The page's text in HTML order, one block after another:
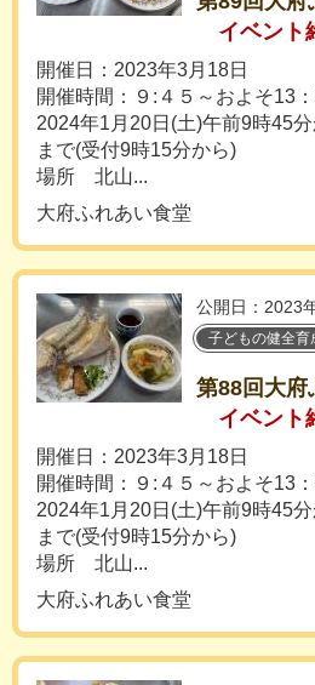
イベント
開催日：2023年3月18日
開催時間：９:４５～およそ13
2024年1月20日(土)午前9時45
まで(受付9時15分から)
場所 北山...
大府ふれあい食堂
公開日：2023
子どもの健全育
第88回大府
イベント
開催日：2023年3月18日
開催時間：９:４５～およそ13
2024年1月20日(土)午前9時45
まで(受付9時15分から)
場所 北山...
大府ふれあい食堂